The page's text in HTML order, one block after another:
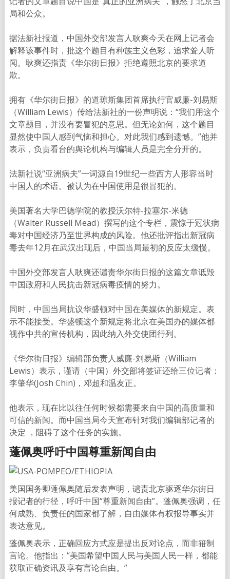
局和公众。
据法新社报道，中国外交部发言人耿爽今天在网上记者会
解释该事件时，批这个题目有种族主义色彩，追求耸人听
闻。耿爽还指责《华尔街日报》拒绝遵照北京的要求道
歉。
拥有《华尔街日报》的道琼斯集团首席执行官威廉-刘易斯
（William Lewis）传给法新社的一份声明说：“我们用这个
文章题目，并没有要冒犯的意思。但无论如何，这个题目
显然使中国人感到气恼和担心。对此我们感到遗憾。”他并
表示，负责看台的舆论机构与编辑人员是完全分开的。
法新社说“亚洲病夫”一词源自19世纪一些西方人形容当时
中国人的术语。被认为在中国使用是很冒犯的。
美国著名大学巴德学院的教授沃尔特-拉塞尔-米德
（Walter Russell Mead）撰写的这个专栏，震惊于冠状病
毒对中国经济乃至世界构成的风险。他还批评指出新冠病
毒去年12月在武汉出现后，中国当局最初的反应太缓慢。
中国外交部发言人耿爽还谴责华尔街日报的这篇文章诋毁
中国政府和人民抗击新冠病毒疫情的努力。
同时，中国当局抗议华盛顿对中国在美媒体的新规定。表
示不能接受。华盛顿这个新规定将北京在美国办的媒体都
视作中共的宣传机构，因此纳入外交使团行列。
《华尔街日报》编辑部负责人威廉-刘易斯（William
Lewis）表示，谨请（中国）外交部将签证还给三位记者：
李肇华(Josh Chin)，邓超和温友正。
他表示，现在比以往任何时候都需要来自中国的高质量和
可信的新闻。而中国当局今天宣布针对我们编辑部记者的
决定 ，阻碍了这个任务的实施。
蓬佩奥呼吁中国尊重新闻自由
美国国务卿蓬佩奥随后发表声明，谴责北京驱逐华尔街日
报记者的行径，呼吁中国“尊重新闻自由”。蓬佩奥强调，任
何成熟、负责任的国家都了解，自由媒体有权报导事实并
表达意见。
蓬佩奥表示，正确回应方式应是提出反对论点，而非箝制
言论。他指出：“美国希望中国人民与美国人民一样，都能
获取正确资讯及享有言论自由。”